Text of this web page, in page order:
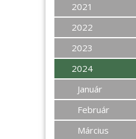
2021
2022
2023
2024
Január
Február
Március